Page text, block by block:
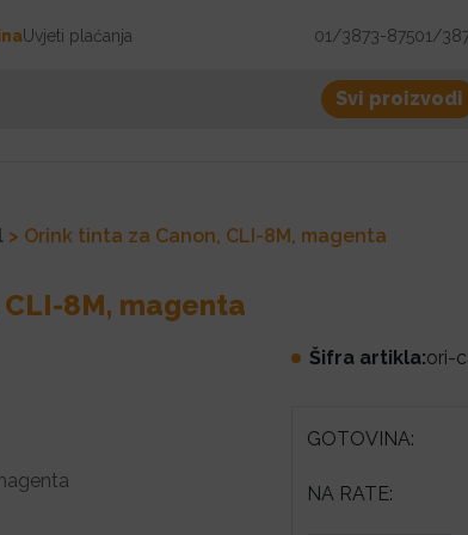
Uvjeti plaćanja 01/3873-87501/
Svi proizvodi
> Orink tinta za Canon, CLI-8M, magenta
8M, magenta
Šifra artikla:ori-
GOTOVINA:
NA RATE: